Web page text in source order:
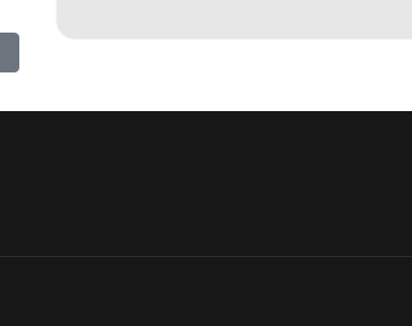
Allarme Cyber: Nuove tecniche di